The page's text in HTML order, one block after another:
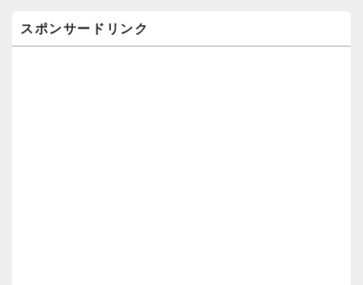
スポンサードリンク